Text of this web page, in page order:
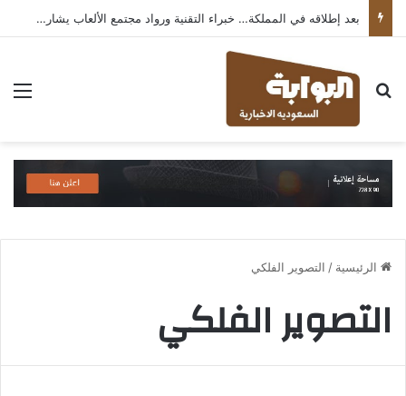
بعد إطلاقه في المملكة… خبراء التقنية ورواد مجتمع الألعاب يشاركون انطباعاتهم حول TECNO POVA 8 Pro 5G
بحث عن
الرئيسية / التصوير الفلكي
التصوير الفلكي